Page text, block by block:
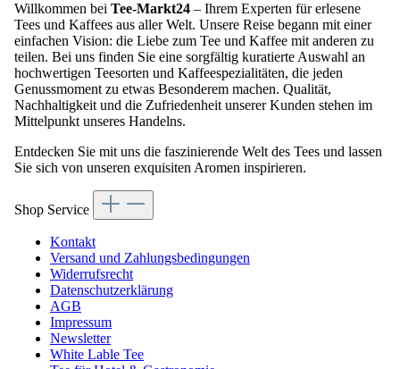
Willkommen bei Tee-Markt24 – Ihrem Experten für erlesene
Tees und Kaffees aus aller Welt. Unsere Reise begann mit einer
einfachen Vision: die Liebe zum Tee und Kaffee mit anderen zu
teilen. Bei uns finden Sie eine sorgfältig kuratierte Auswahl an
hochwertigen Teesorten und Kaffeespezialitäten, die jeden
Genussmoment zu etwas Besonderem machen. Qualität,
Nachhaltigkeit und die Zufriedenheit unserer Kunden stehen im
Mittelpunkt unseres Handelns.
Entdecken Sie mit uns die faszinierende Welt des Tees und lassen
Sie sich von unseren exquisiten Aromen inspirieren.
Shop Service
Kontakt
Versand und Zahlungsbedingungen
Widerrufsrecht
Datenschutzerklärung
AGB
Impressum
Newsletter
White Lable Tee